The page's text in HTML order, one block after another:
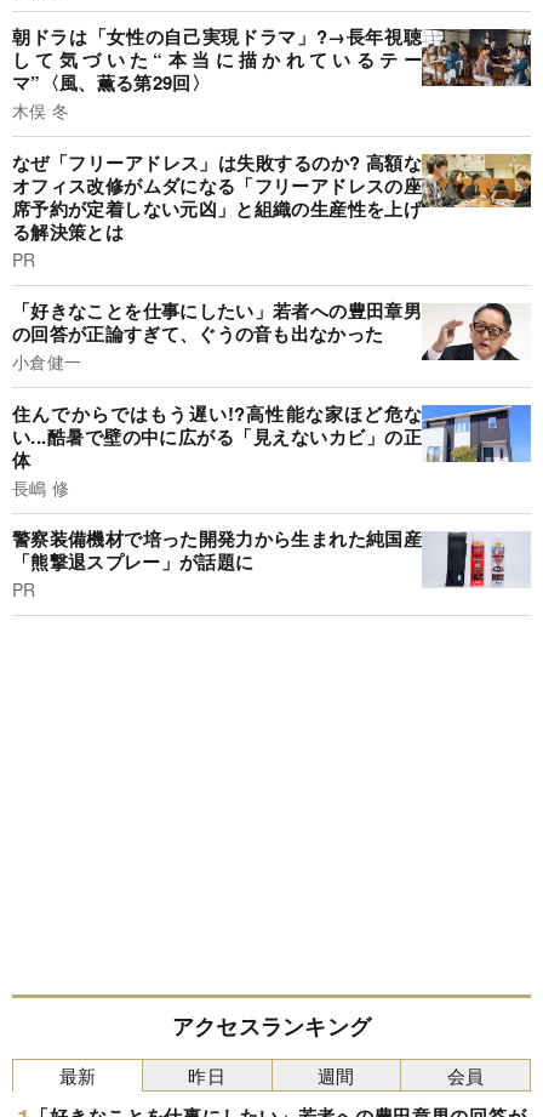
朝ドラは「女性の自己実現ドラマ」?→長年視聴
して気づいた“本当に描かれているテー
マ”〈風、薫る第29回〉
木俣 冬
なぜ「フリーアドレス」は失敗するのか? 高額な
オフィス改修がムダになる「フリーアドレスの座
席予約が定着しない元凶」と組織の生産性を上げ
る解決策とは
PR
「好きなことを仕事にしたい」若者への豊田章男
の回答が正論すぎて、ぐうの音も出なかった
小倉健一
住んでからではもう遅い!?高性能な家ほど危な
い...酷暑で壁の中に広がる「見えないカビ」の正
体
長嶋 修
警察装備機材で培った開発力から生まれた純国産
「熊撃退スプレー」が話題に
PR
アクセスランキング
最新 昨日 週間 会員